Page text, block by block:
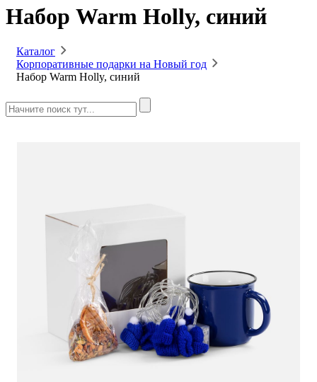
Набор Warm Holly, синий
Каталог
Корпоративные подарки на Новый год
Набор Warm Holly, синий